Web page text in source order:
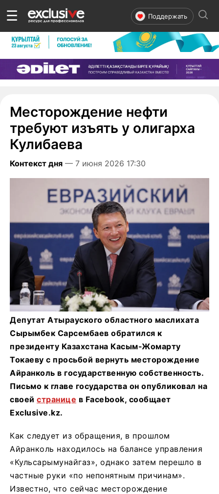
☰ Поддержать
Месторождение нефти
требуют изъять у олигарха
Кулибаева
Контекст дня — 7 июня 2026 17:30
Депутат Атырауского областного маслихата
Сырымбек Сарсембаев обратился к
президенту Казахстана Касым-Жомарту
Токаеву с просьбой вернуть месторождение
Айранколь в государственную собственность.
Письмо к главе государства он опубликовал на
своей странице в Facebook, сообщает
Exclusive.kz.
Как следует из обращения, в прошлом
Айранколь находилось на балансе управления
«Кульсарымунайгаз», однако затем перешло в
частные руки «по непонятным причинам».
Известно, что сейчас месторождение